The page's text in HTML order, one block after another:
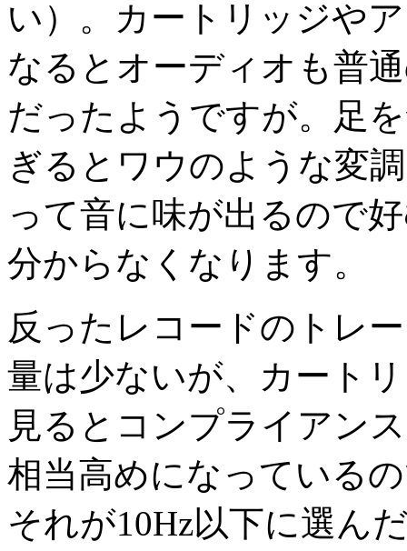
い）。カートリッジや
なるとオーディオも普
だったようですが。足
ぎるとワウのような変
って音に味が出るので
分からなくなります。
反ったレコードのトレ
量は少ないが、カート
見るとコンプライアン
相当高めになっている
それが10Hz以下に選ん